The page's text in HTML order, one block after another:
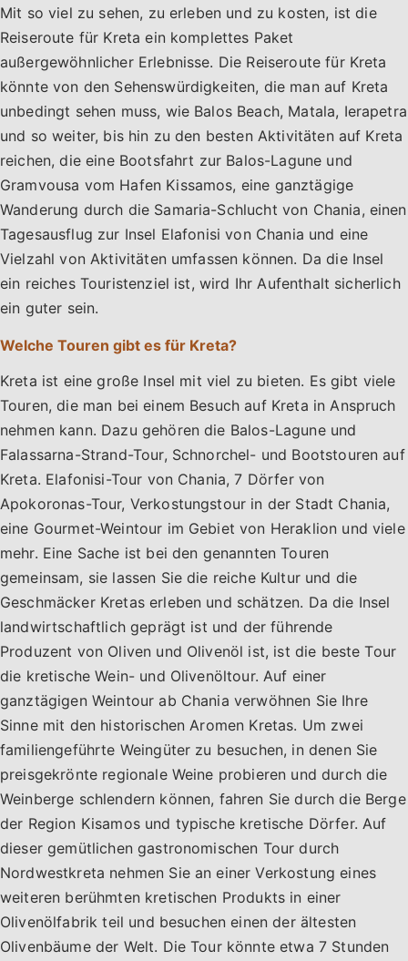
Mit so viel zu sehen, zu erleben und zu kosten, ist die
Reiseroute für Kreta ein komplettes Paket
außergewöhnlicher Erlebnisse. Die Reiseroute für Kreta
könnte von den Sehenswürdigkeiten, die man auf Kreta
unbedingt sehen muss, wie Balos Beach, Matala, Ierapetra
und so weiter, bis hin zu den besten Aktivitäten auf Kreta
reichen, die eine Bootsfahrt zur Balos-Lagune und
Gramvousa vom Hafen Kissamos, eine ganztägige
Wanderung durch die Samaria-Schlucht von Chania, einen
Tagesausflug zur Insel Elafonisi von Chania und eine
Vielzahl von Aktivitäten umfassen können. Da die Insel
ein reiches Touristenziel ist, wird Ihr Aufenthalt sicherlich
ein guter sein.
Welche Touren gibt es für Kreta?
Kreta ist eine große Insel mit viel zu bieten. Es gibt viele
Touren, die man bei einem Besuch auf Kreta in Anspruch
nehmen kann. Dazu gehören die Balos-Lagune und
Falassarna-Strand-Tour, Schnorchel- und Bootstouren auf
Kreta. Elafonisi-Tour von Chania, 7 Dörfer von
Apokoronas-Tour, Verkostungstour in der Stadt Chania,
eine Gourmet-Weintour im Gebiet von Heraklion und viele
mehr. Eine Sache ist bei den genannten Touren
gemeinsam, sie lassen Sie die reiche Kultur und die
Geschmäcker Kretas erleben und schätzen. Da die Insel
landwirtschaftlich geprägt ist und der führende
Produzent von Oliven und Olivenöl ist, ist die beste Tour
die kretische Wein- und Olivenöltour. Auf einer
ganztägigen Weintour ab Chania verwöhnen Sie Ihre
Sinne mit den historischen Aromen Kretas. Um zwei
familiengeführte Weingüter zu besuchen, in denen Sie
preisgekrönte regionale Weine probieren und durch die
Weinberge schlendern können, fahren Sie durch die Berge
der Region Kisamos und typische kretische Dörfer. Auf
dieser gemütlichen gastronomischen Tour durch
Nordwestkreta nehmen Sie an einer Verkostung eines
weiteren berühmten kretischen Produkts in einer
Olivenölfabrik teil und besuchen einen der ältesten
Olivenbäume der Welt. Die Tour könnte etwa 7 Stunden